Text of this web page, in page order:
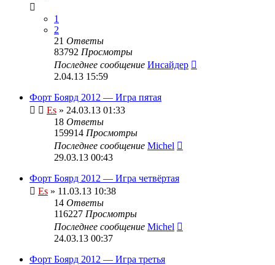
1
2
21 Ответы
83792 Просмотры
Последнее сообщение Инсайдер
2.04.13 15:59
Форт Боярд 2012 — Игра пятая
Es » 24.03.13 01:33
18 Ответы
159914 Просмотры
Последнее сообщение Michel
29.03.13 00:43
Форт Боярд 2012 — Игра четвёртая
Es » 11.03.13 10:38
14 Ответы
116227 Просмотры
Последнее сообщение Michel
24.03.13 00:37
Форт Боярд 2012 — Игра третья